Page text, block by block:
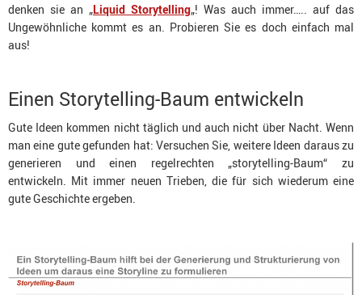
denken sie an „Liquid Storytelling„! Was auch immer….. auf das
Ungewöhnliche kommt es an. Probieren Sie es doch einfach mal
aus!
Einen Storytelling-Baum entwickeln
Gute Ideen kommen nicht täglich und auch nicht über Nacht. Wenn
man eine gute gefunden hat: Versuchen Sie, weitere Ideen daraus zu
generieren und einen regelrechten „storytelling-Baum“ zu
entwickeln. Mit immer neuen Trieben, die für sich wiederum eine
gute Geschichte ergeben.